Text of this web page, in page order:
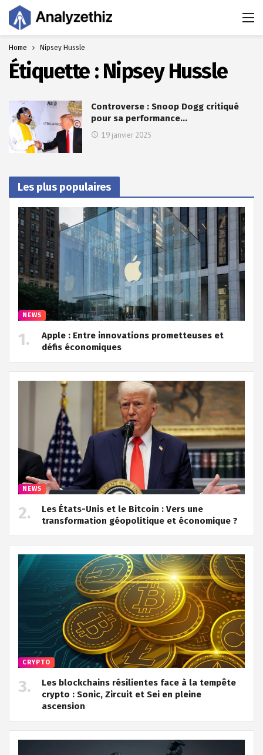
Home Nipsey Hussle
Étiquette : Nipsey Hussle
Controverse : Snoop Dogg critiqué
pour sa performance…
19 janvier 2025
Les plus populaires
NEWS
Apple : Entre innovations prometteuses et
défis économiques
NEWS
Les États-Unis et le Bitcoin : Vers une
transformation géopolitique et économique ?
CRYPTO
Les blockchains résilientes face à la tempête
crypto : Sonic, Zircuit et Sei en pleine
ascension